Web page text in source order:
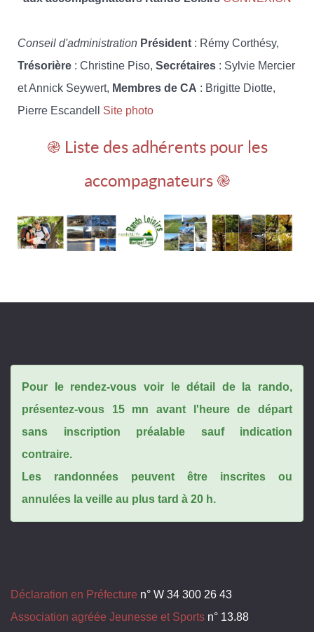
Conseil d'administration Président : Rémy Corthésy,
Trésorière : Christine Piso, Secrétaires : Sylvie Mercier
et Annick Seywert, Membres de CA : Brigitte Diotte,
Pierre Escandell Site photo
֎ Liste des adhérents pour les
accompagnateurs ֎
Pour le rendez-vous voir le détail de la rando,
présentez-vous 15 mn avant l'heure de départ
sans inscription préalable sauf indication
contraire.
Les randonnées peuvent être inscrites ou
annulées la veille au plus tard à 20 h.
Déclaration en Préfecture n° W 34 300 26 43
Association agréée Jeunesse et Sports n° 13.88